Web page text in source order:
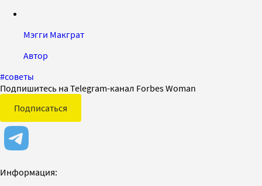
Мэгги Макграт
Автор
#советы
Подпишитесь на Telegram-канал Forbes Woman
Подписаться
Информация: